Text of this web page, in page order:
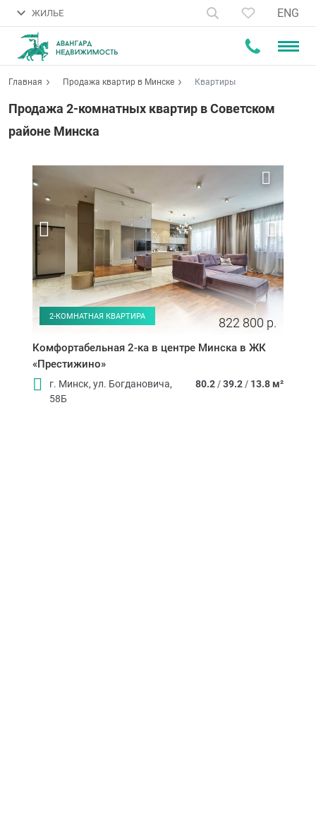
ЖИЛЬЕ ENG
Главная Продажа квартир в Минске Квартиры
Продажа 2-комнатных квартир в Советском
районе Минска
2-КОМНАТНАЯ КВАРТИРА 822 800 р.
Комфортабельная 2-ка в центре Минска в ЖК
«Престижино»
г. Минск, ул. Богдановича,
58Б
80.2/39.2/ 13.8 м²